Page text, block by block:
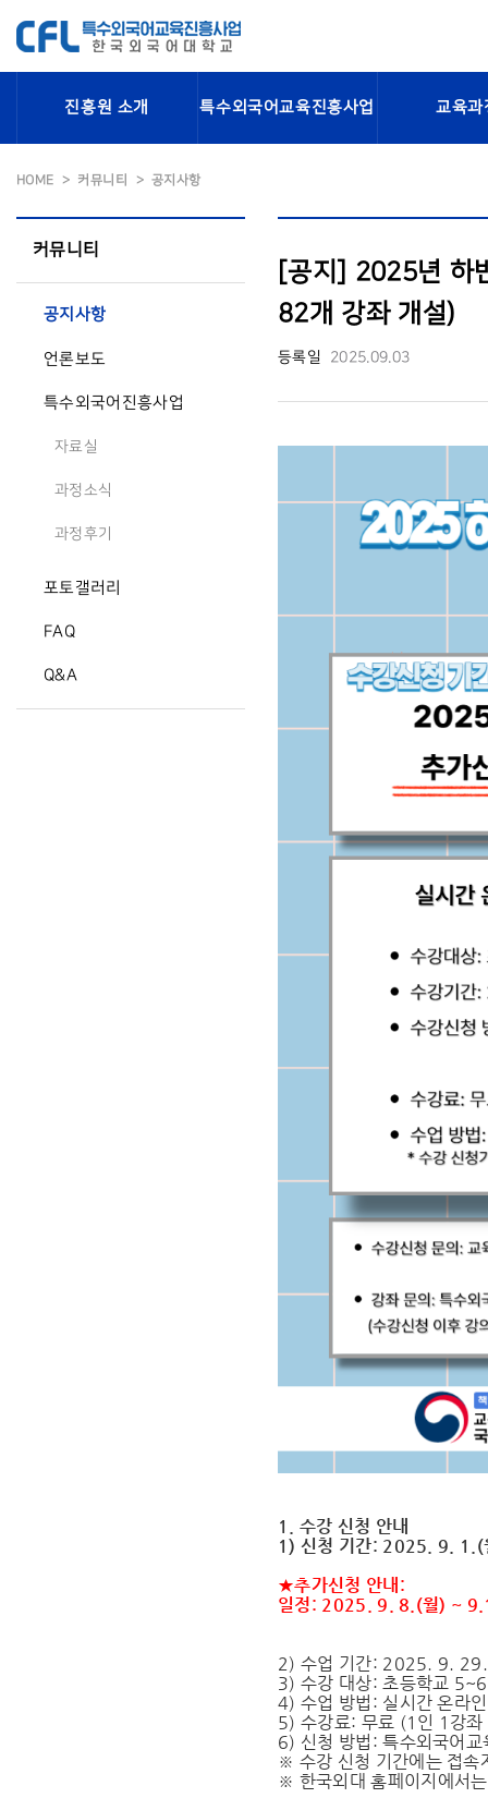
진흥원 소개 특수외국어교육진흥사업 교육과
HOME 커뮤니티 공지사항
커뮤니티
공지사항
언론보도
특수외국어진흥사업
자료실
과정소식
과정후기
포토갤러리
FAQ
Q&A
[공지] 2025년 하
82개 강좌 개설)
등록일 2025.09.03
1. 수강 신청 안내
1) 신청 기간: 2025. 9.
★추가신청 안내:
일정: 2025. 9. 8.(월) ~
2) 수업 기간: 2025. 9.
3) 수강 대상: 초등학교
4) 수업 방법: 실시간 온라
5) 수강료: 무료 (1인 1강좌
6) 신청 방법: 특수외국어
※ 수강 신청 기간에는 접속
※ 한국외대 홈페이지에서